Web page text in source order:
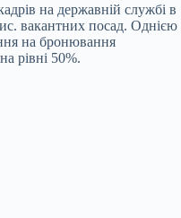
на державній службі в
вакантних посад. Однією
на бронювання
рівні 50%.